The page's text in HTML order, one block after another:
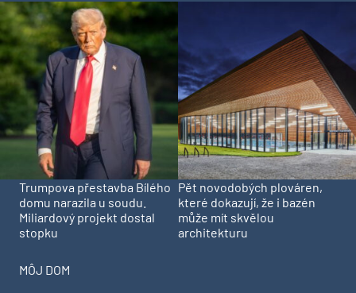
Trumpova přestavba Bílého
domu narazila u soudu.
Miliardový projekt dostal
stopku
Pět novodobých plováren,
které dokazují, že i bazén
může mít skvělou
architekturu
MÔJ DOM